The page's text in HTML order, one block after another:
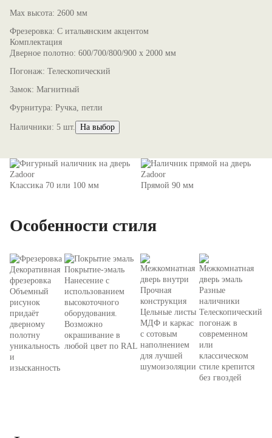
Max высота: 2600 мм
Фрезеровка: С итальянским акцентом
Комплектация
Дверное полотно: 600/700/800/900 x 2000 мм
Погонаж: Телескопический
Замок: Магнитный
Фурнитура: Ручка, петли
Наличники: 5 шт. На выбор
Классика 70 или 100 мм Прямой 90 мм
Особенности стиля
Декоративная
фрезеровка
Объемный
рисунок
придаёт
дверному
полотну
уникальность
и
изысканность
Покрытие-эмаль
Нанесение с
использованием
высокоточного
оборудования.
Возможно
окрашивание в
любой цвет по RAL
Прочная
конструкция
Цельные листы
МДФ и каркас
с сотовым
наполнением
для лучшей
шумоизоляции
Разные
наличники
Телескопический
погонаж в
современном
или
классическом
стиле крепится
без гвоздей